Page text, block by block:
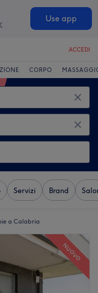
Use app
ACCEDI
CORPO
Servizi Brand
a Calabria
NUOVO